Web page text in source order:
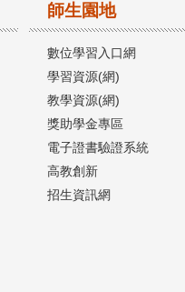
師生園地
數位學習入口網
學習資源(網)
教學資源(網)
獎助學金專區
電子證書驗證系統
高教創新
招生資訊網